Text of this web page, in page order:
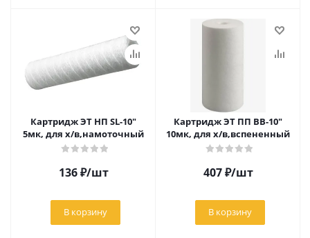
Картридж ЭТ НП SL-10"
5мк, для х/в,намоточный
136₽/шт
В корзину
Картридж ЭТ ПП ВВ-10"
10мк, для х/в,вспененный
407₽/шт
В корзину